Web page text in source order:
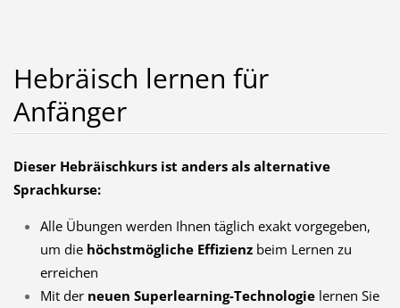
Hebräisch lernen für
Anfänger
Dieser Hebräischkurs ist anders als alternative
Sprachkurse:
Alle Übungen werden Ihnen täglich exakt vorgegeben,
um die höchstmögliche Effizienzbeim Lernen zu
erreichen
Mit der neuen Superlearning-Technologielernen Sie